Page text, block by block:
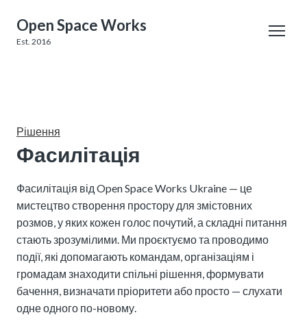
Open Space Works
Est. 2016
Рішення
Фасилітація
Фасилітація від Open Space Works Ukraine — це
мистецтво створення простору для змістовних
розмов, у яких кожен голос почутий, а складні питання
стають зрозумілими. Ми проєктуємо та проводимо
події, які допомагають командам, організаціям і
громадам знаходити спільні рішення, формувати
бачення, визначати пріоритети або просто — слухати
одне одного по-новому.